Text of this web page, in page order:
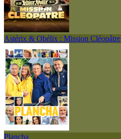
Astérix & Obélix : Mission Cléopâtre
Plancha